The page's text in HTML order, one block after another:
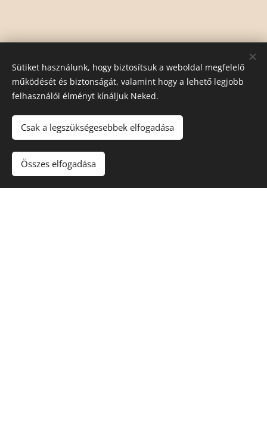
Sütiket használunk, hogy biztosítsuk a weboldal megfelelő
működését és biztonságát, valamint hogy a lehető legjobb
felhasználói élményt kínáljuk Neked.
Csak a legszükségesebbek elfogadása
Összes elfogadása